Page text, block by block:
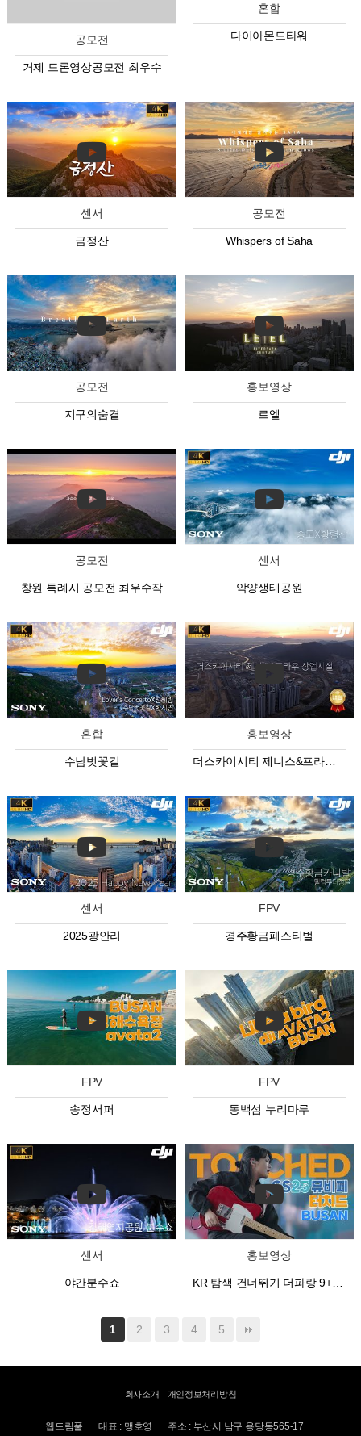
공모전
거제 드론영상공모전 최우수
혼합
다이아몬드타워
센서
금정산
공모전
Whispers of Saha
공모전
지구의숨결
홍보영상
르엘
공모전
창원 특례시 공모전 최우수작
센서
악양생태공원
혼합
수남벗꽃길
홍보영상
더스카이시티 제니스&프라우 상업시설
센서
2025광안리
FPV
경주황금페스티벌
FPV
송정서퍼
FPV
동백섬 누리마루
센서
야간분수쇼
홍보영상
1 2 3 4 5
회사소개 개인정보처리방침
웹드림풀 대표 : 맹호영 주소 : 부산시 남구 용당동565-17